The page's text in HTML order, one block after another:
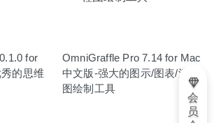
for
的思维
OmniGraffle Pro 7.14 for Mac
中文版-强大的图示/图表/流程
图绘制工具
会
员